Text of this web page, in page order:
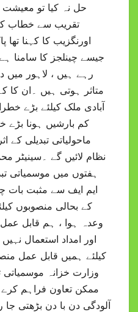
حل نہ کیا تو معیشت
تقریب سے خطاب
اورنگزیب کا کہنا تھا
جیسے چینلجز کا سامنا
رہے ہیں ، لاہور
متاثر ہوتی ہیں ۔ان کا
آبادی ملک کیلئے بڑے
کم بارشیں ہونا
ماحولیاتی تبدیلی کے
نظام لائیں گے ۔سینیٹر
ہفتوں میں موسمیاتی
ایم ایف سے مثبت بات
وعدہ ہوا ، ہم قابل
اور امداد استعمال
کیلئے ہمیں قابل عمل
وزارت خزانہ موسمیاتی
ممکن تعاون فراہم کرے
آلودگی دن با دن بڑھتی جا